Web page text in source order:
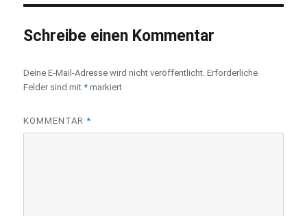
Schreibe einen Kommentar
Deine E-Mail-Adresse wird nicht veröffentlicht. Erforderliche
Felder sind mit* markiert
KOMMENTAR*